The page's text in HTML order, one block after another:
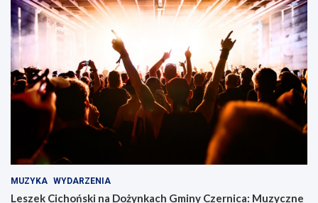
MUZYKA WYDARZENIA
Leszek Cichoński na Dożynkach Gminy Czernica: Muzyczne